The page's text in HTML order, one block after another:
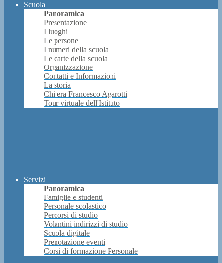
Scuola
Panoramica
Presentazione
I luoghi
Le persone
I numeri della scuola
Le carte della scuola
Organizzazione
Contatti e Informazioni
La storia
Chi era Francesco Agarotti
Tour virtuale dell'Istituto
Servizi
Panoramica
Famiglie e studenti
Personale scolastico
Percorsi di studio
Volantini indirizzi di studio
Scuola digitale
Prenotazione eventi
Corsi di formazione Personale